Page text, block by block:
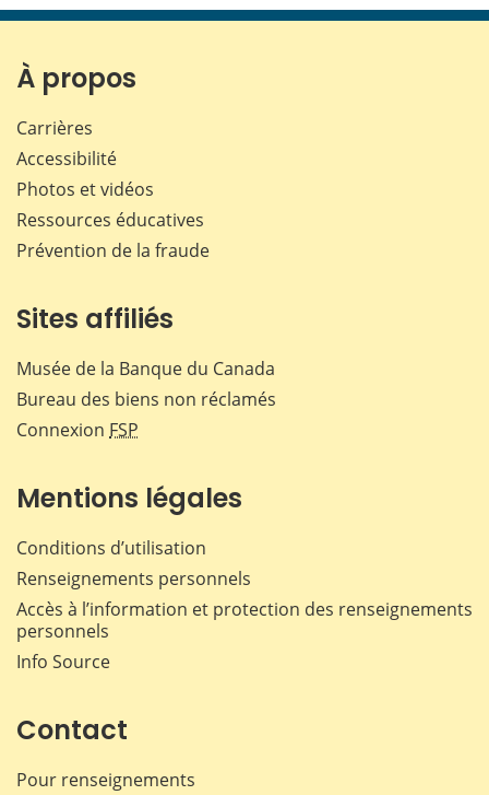
page page page page
À propos
Carrières
Accessibilité
Photos et vidéos
Ressources éducatives
Prévention de la fraude
Sites affiliés
Musée de la Banque du Canada
Bureau des biens non réclamés
Connexion FSP
Mentions légales
Conditions d’utilisation
Renseignements personnels
Accès à l’information et protection des renseignements
personnels
Info Source
Contact
Pour renseignements